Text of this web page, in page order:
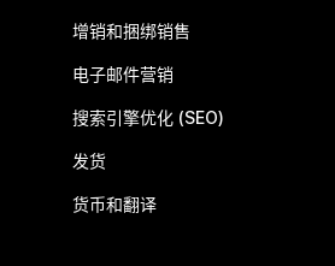
增销和捆绑销售
电子邮件营销
搜索引擎优化 (SEO)
发货
货币和翻译